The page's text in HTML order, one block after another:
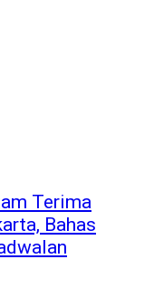
Terima
Bahas